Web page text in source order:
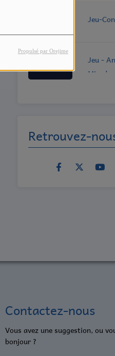
Propulsé par Orejime
Jeu-
Jeu -
Mirador
Retrouvez-
Contactez-nous
Vous avez une suggestion, ou
bonjour ?